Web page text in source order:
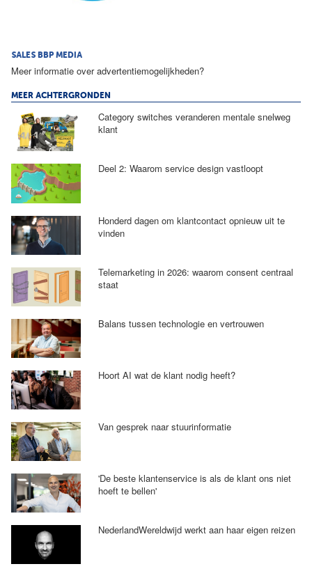
SALES BBP MEDIA
Meer informatie over advertentiemogelijkheden?
MEER ACHTERGRONDEN
Category switches veranderen mentale snelweg
klant
Deel 2: Waarom service design vastloopt
Honderd dagen om klantcontact opnieuw uit te
vinden
Telemarketing in 2026: waarom consent centraal
staat
Balans tussen technologie en vertrouwen
Hoort AI wat de klant nodig heeft?
Van gesprek naar stuurinformatie
'De beste klantenservice is als de klant ons niet
hoeft te bellen'
NederlandWereldwijd werkt aan haar eigen reizen